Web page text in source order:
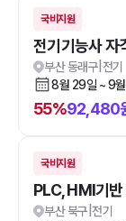
국비지원
전기기능사 자
부산 동래구 전기
8월 29일 ~ 9
55%92,480
국비지원
PLC, HMI기반
부산 북구 전기